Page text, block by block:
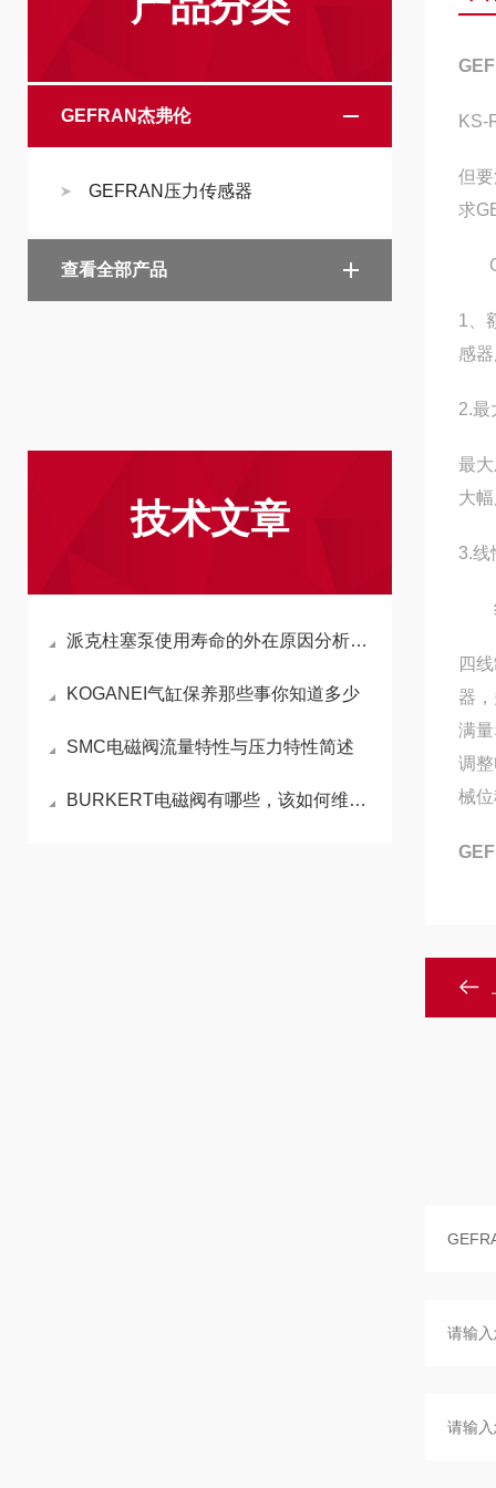
GEFRAN杰弗伦
GEFRAN压力传感器
查看全部产品
技术文章
派克柱塞泵使用寿命的外在原因分析及预防措施
KOGANEI气缸保养那些事你知道多少
SMC电磁阀流量特性与压力特性简述
BURKERT电磁阀有哪些，该如何维护？
KS-
但
求
1、
感
2.最
最
大
3.线
线
四
器
满
调
械